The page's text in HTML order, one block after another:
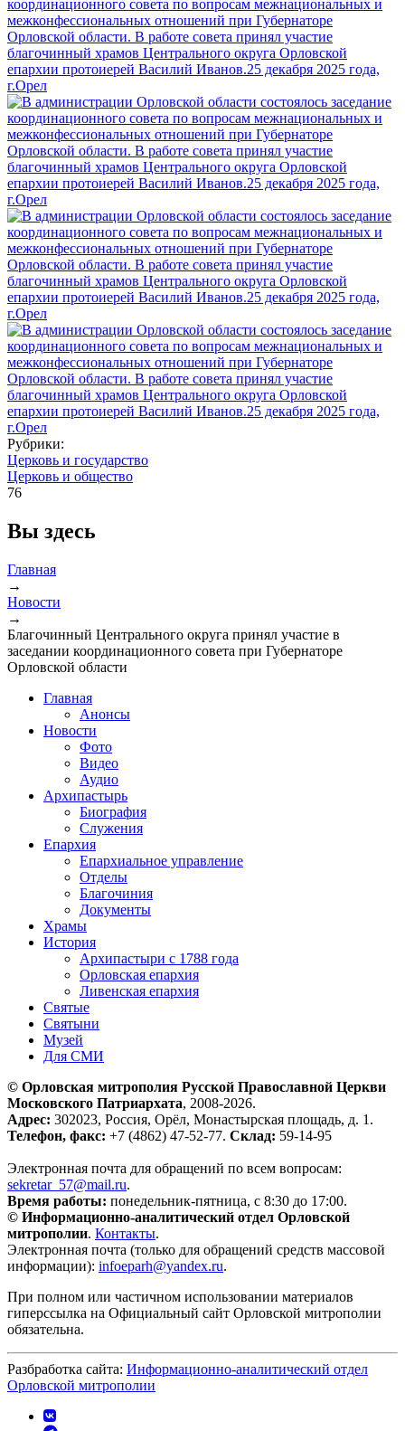
Рубрики:
Церковь и государство
Церковь и общество
76
Вы здесь
Главная
→
Новости
→
Благочинный Центрального округа принял участие в
заседании координационного совета при Губернаторе
Орловской области
Главная
Анонсы
Новости
Фото
Видео
Аудио
Архипастырь
Биография
Служения
Епархия
Епархиальное управление
Отделы
Благочиния
Документы
Храмы
История
Архипастыри с 1788 года
Орловская епархия
Ливенская епархия
Святые
Святыни
Музей
Для СМИ
© Орловская митрополия Русской Православной Церкви
Московского Патриархата, 2008-2026.
Адрес: 302023, Россия, Орёл, Монастырская площадь, д. 1.
Телефон, факс: +7 (4862) 47-52-77. Склад: 59-14-95
Электронная почта для обращений по всем вопросам:
sekretar_57@mail.ru.
Время работы: понедельник-пятница, с 8:30 до 17:00.
© Информационно-аналитический отдел Орловской
митрополии. Контакты.
Электронная почта (только для обращений средств массовой
информации): infoeparh@yandex.ru.
При полном или частичном использовании материалов
гиперссылка на Официальный сайт Орловской митрополии
обязательна.
Разбработка сайта: Информационно-аналитический отдел
Орловской митрополии